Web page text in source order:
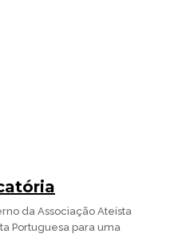
da Associação Ateísta
Portuguesa para uma